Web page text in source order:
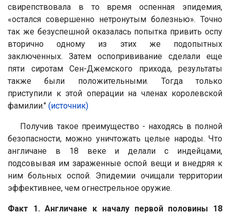
свирепствовала в то время оспенная эпидемия,
«остался совершенно нетронутым болезнью». Точно
так же безуспешной оказалась попытка привить оспу
вторично одному из этих же подопытных
заключенных. Затем оспопрививание сделали еще
пяти сиротам Сен-Джемского прихода, результаты
также были положительными. Тогда только
приступили к этой операции на членах королевской
фамилии." (источник)
Получив такое преимущество - находясь в полной
безопасности, можно уничтожать целые народы. Что
англичане в 18 веке и делали с индейцами,
подсовывая им зараженные оспой вещи и внедряя к
ним больных оспой. Эпидемии очищали территории
эффективнее, чем огнестрельное оружие.
Факт 1. Англичане к началу первой половины 18